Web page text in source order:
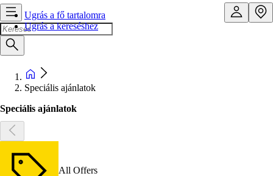
Ugrás a fő tartalomra
Ugrás a kereséshez
Speciális ajánlatok
Speciális ajánlatok
All Offers